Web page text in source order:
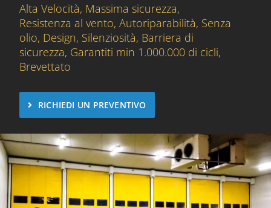
Alta Velocità, Massima sicurezza,
Resistenza al vento, Autoriparabilità, Senza
olio, Design, Silenziosità, Barriera di
sicurezza, Garantiti min 1.000.000 di cicli,
Brevettato
RICHIEDI UN PREVENTIVO